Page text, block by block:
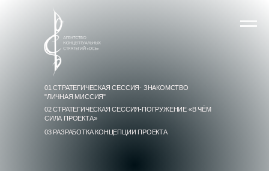
01 СТРАТЕГИЧЕСКАЯ СЕССИЯ- ЗНАКОМСТВО
"ЛИЧНАЯ МИССИЯ"
03 РАЗРАБОТКА КОНЦЕПЦИИ ПРОЕКТА
02 СТРАТЕГИЧЕСКАЯ СЕССИЯ-ПОГРУЖЕНИЕ «В ЧЁМ
СИЛА ПРОЕКТА»